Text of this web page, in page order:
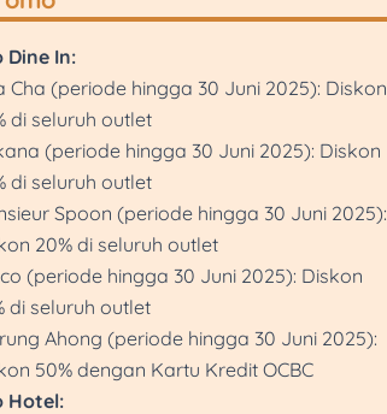
Dine In:
Cha (periode hingga 30 Juni 2025): Diskon
di seluruh outlet
(periode hingga 30 Juni 2025): Diskon
di seluruh outlet
Spoon (periode hingga 30 Juni 2025):
20% di seluruh outlet
(periode hingga 30 Juni 2025): Diskon
di seluruh outlet
Ahong (periode hingga 30 Juni 2025):
50% dengan Kartu Kredit OCBC
Hotel: